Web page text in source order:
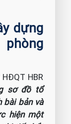
dựng
HBR
sơ đồ tổ
bài bản và
hiện một